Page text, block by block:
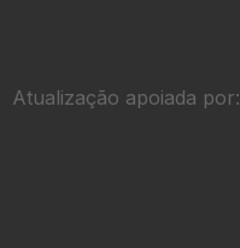
Atualização apoiada por: